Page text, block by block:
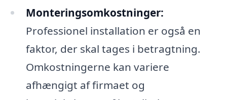
Monteringsomkostninger:
Professionel installation er også en
faktor, der skal tages i betragtning.
Omkostningerne kan variere
afhængigt af firmaet og